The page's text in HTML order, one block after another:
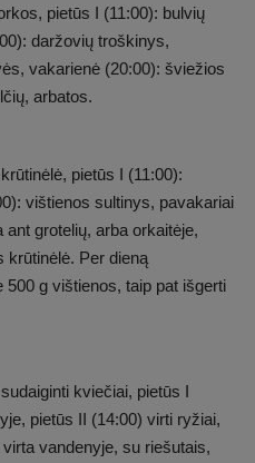
pietūs I (11:00): bulvių
daržovių troškinys,
vakarienė (20:00): šviežios
arbatos.
pietūs I (11:00):
vištienos sultinys, pavakariai
grotelių, arba orkaitėje,
krūtinėlė. Per dieną
g vištienos, taip pat išgerti
kviečiai, pietūs I
pietūs II (14:00) virti ryžiai,
vandenyje, su riešutais,